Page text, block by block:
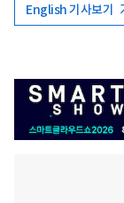
English 기사보기